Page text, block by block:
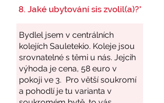
8. Jaké ubytování sis zvolil(a)?*